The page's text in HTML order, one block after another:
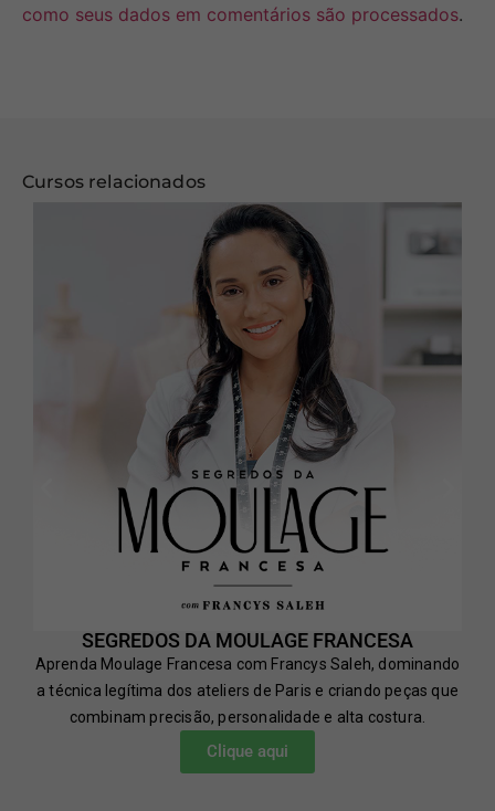
como seus dados em comentários são processados.
Cursos relacionados
SEGREDOS DA MOULAGE FRANCESA
Aprenda Moulage Francesa com Francys Saleh, dominando
a técnica legítima dos ateliers de Paris e criando peças que
combinam precisão, personalidade e alta costura.
Clique aqui